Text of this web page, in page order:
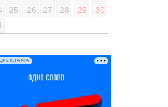
25 26 27 28 29
30